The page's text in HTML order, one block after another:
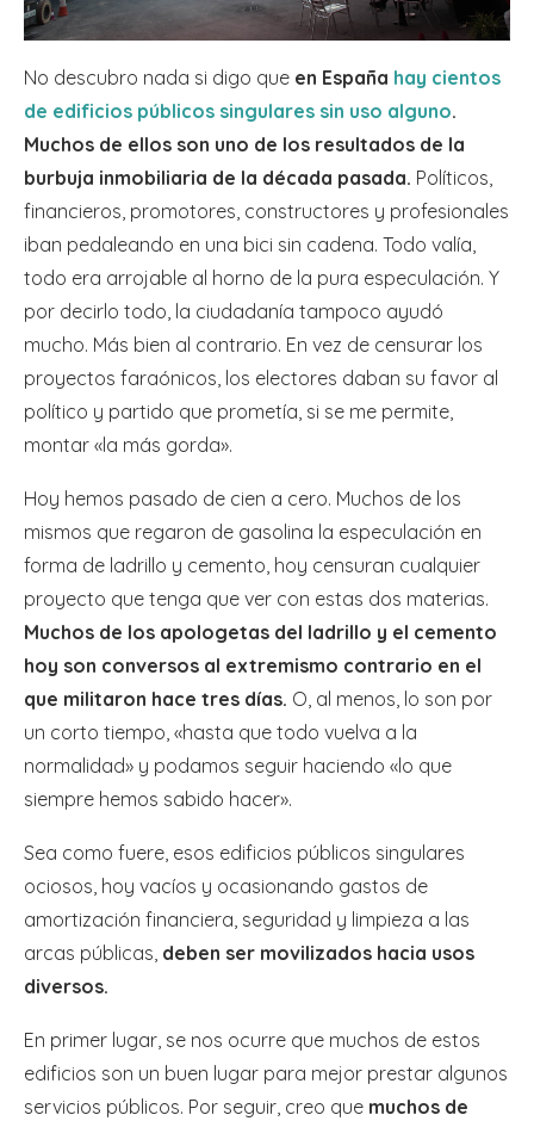
No descubro nada si digo que en España hay cientos
de edificios públicos singulares sin uso alguno.
Muchos de ellos son uno de los resultados de la
burbuja inmobiliaria de la década pasada. Políticos,
financieros, promotores, constructores y profesionales
iban pedaleando en una bici sin cadena. Todo valía,
todo era arrojable al horno de la pura especulación. Y
por decirlo todo, la ciudadanía tampoco ayudó
mucho. Más bien al contrario. En vez de censurar los
proyectos faraónicos, los electores daban su favor al
político y partido que prometía, si se me permite,
montar «la más gorda».
Hoy hemos pasado de cien a cero. Muchos de los
mismos que regaron de gasolina la especulación en
forma de ladrillo y cemento, hoy censuran cualquier
proyecto que tenga que ver con estas dos materias.
Muchos de los apologetas del ladrillo y el cemento
hoy son conversos al extremismo contrario en el
que militaron hace tres días. O, al menos, lo son por
un corto tiempo, «hasta que todo vuelva a la
normalidad» y podamos seguir haciendo «lo que
siempre hemos sabido hacer».
Sea como fuere, esos edificios públicos singulares
ociosos, hoy vacíos y ocasionando gastos de
amortización financiera, seguridad y limpieza a las
arcas públicas, deben ser movilizados hacia usos
diversos.
En primer lugar, se nos ocurre que muchos de estos
edificios son un buen lugar para mejor prestar algunos
servicios públicos. Por seguir, creo que muchos de